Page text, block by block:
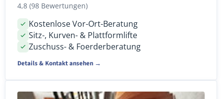
4,8 (98 Bewertungen)
Kostenlose Vor-Ort-Beratung
Sitz-, Kurven- & Plattformlifte
Zuschuss- & Foerderberatung
Details & Kontakt ansehen →